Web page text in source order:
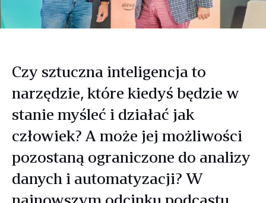
Czy sztuczna inteligencja to
narzędzie, które kiedyś będzie w
stanie myśleć i działać jak
człowiek? A może jej możliwości
pozostaną ograniczone do analizy
danych i automatyzacji? W